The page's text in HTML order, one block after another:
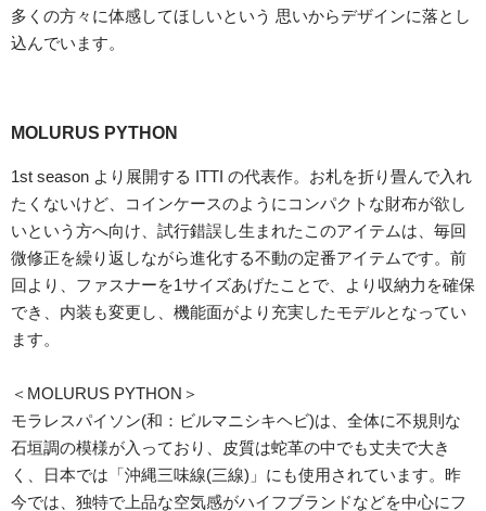
多くの方々に体感してほしいという 思いからデザインに落とし
込んでいます。
MOLURUS PYTHON
1st season より展開する ITTI の代表作。お札を折り畳んで入れ
たくないけど、コインケースのようにコンパクトな財布が欲し
いという方へ向け、試行錯誤し生まれたこのアイテムは、毎回
微修正を繰り返しながら進化する不動の定番アイテムです。前
回より、ファスナーを1サイズあげたことで、より収納力を確保
でき、内装も変更し、機能面がより充実したモデルとなってい
ます。
＜MOLURUS PYTHON＞
モラレスパイソン(和：ビルマニシキヘビ)は、全体に不規則な
石垣調の模様が入っており、皮質は蛇革の中でも丈夫で大き
く、日本では「沖縄三味線(三線)」にも使用されています。昨
今では、独特で上品な空気感がハイフブランドなどを中心にフ